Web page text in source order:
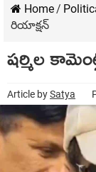
Home/
రియాక్షన్
షర్మిల
Article bySatya